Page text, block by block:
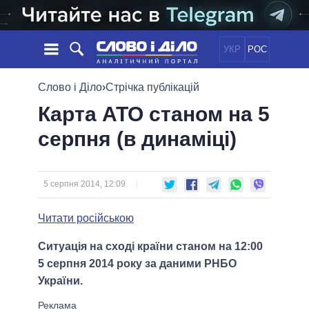
УКР РОС
НОВИНИ
СТРІЧКА
ПОДІЇ
ДУМКИ
ОГЛЯДИ
ДАЙДЖЕСТИ
ПОЛІТИКА
ЕКОНОМІКА
СВІТ
ОБIЦЯНКИ
ПОЛIТИКИ
УСІ ПОЛІТИКИ
ПРЕЗИДЕНТ І ОФІС
ВЕРХОВНА РАДА
ГОЛОВИ ОБЛАДМІНІСТРАЦІЙ
МЕРИ МІСТ
ІНФОГРАФІКА
ПОРІВНЯННЯ ПОЛІТИКІВ
Слово і Діло›Стрічка публікацій
Карта АТО станом на 5
серпня (в динаміці)
5 серпня 2014, 12:09
Читати російською
Ситуація на сході країни станом на 12:00
5 серпня 2014 року за даними РНБО
України.